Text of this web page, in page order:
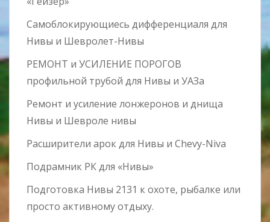
Самоблокирующиесь дифференциаля для
Нивы и Шевролет-Нивы
РЕМОНТ и УСИЛЕНИЕ ПОРОГОВ
профильной трубой для Нивы и УАЗа
Ремонт и усиление лонжеронов и днища
Нивы и Шевроле нивы
Расширители арок для Нивы и Chevy-Niva
Подрамник РК для «Нивы»
Подготовка Нивы 2131 к охоте, рыбалке или
просто активному отдыху.